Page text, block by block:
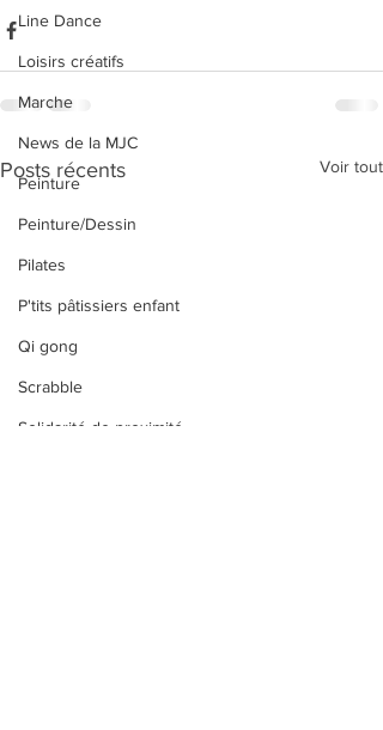
Line Dance
Loisirs créatifs
Marche
News de la MJC
Peinture
Peinture/Dessin
Pilates
P'tits pâtissiers enfant
Qi gong
Scrabble
Solidarité de proximité
Posts récents Voir tout